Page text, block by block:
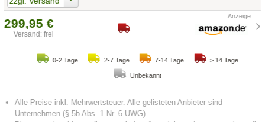
299,95 €
Versand: frei
0-2 Tage 2-7 Tage 7-14 Tage > 14 Tage
Unbekannt